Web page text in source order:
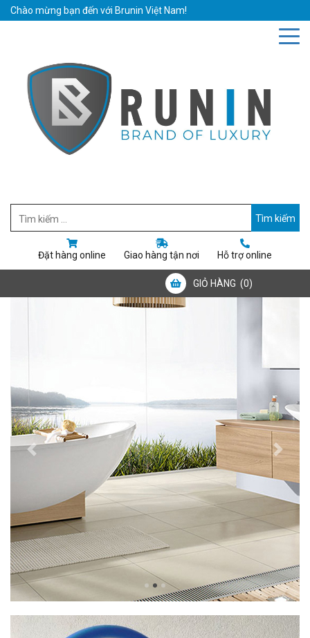
Chào mừng bạn đến với Brunin Việt Nam!
Email: bruninvietnam@gmail.com
Đặt hàng online Giao hàng tận nơi Hỗ trợ online
GIỎ HÀNG
Previous Next